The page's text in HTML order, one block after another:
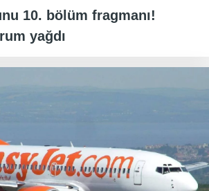
10. bölüm fragmanı!
yağdı